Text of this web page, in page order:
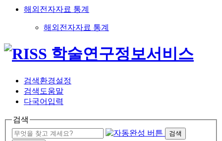
해외전자자료 통계
해외전자자료 통계
검색환경설정
검색도움말
다국어입력
검색
검색